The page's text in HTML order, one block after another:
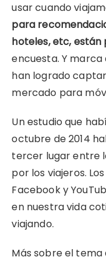
usar cuando
para
hoteles, etc, están
encuesta. Y
han logrado
mercado para
Un estudio que
octubre de 2014
tercer lugar entre
por los viajeros.
Facebook y
en nuestra vida
viajando.
Más sobre el tema